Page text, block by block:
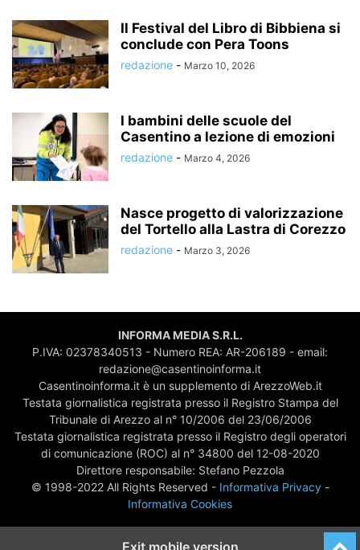
Il Festival del Libro di Bibbiena si
conclude con Pera Toons
redazione - Marzo 10, 2026
I bambini delle scuole del
Casentino a lezione di emozioni
redazione - Marzo 4, 2026
Nasce progetto di valorizzazione
del Tortello alla Lastra di Corezzo
redazione - Marzo 3, 2026
INFORMA MEDIA S.R.L.
P.IVA: 02378340513 - Numero REA: AR-206189 - email:
redazione@casentinoinforma.it
Casentinoinforma.it è un supplemento di ArezzoWeb.it
Testata giornalistica registrata presso il Registro Stampa del
Tribunale di Arezzo al n° 10/2006 del 23/06/2006
Testata giornalistica registrata presso il Registro degli operatori
di comunicazione (ROC) al n° 34800 del 12-08-2020
Direttore responsabile: Stefano Pezzola
© 1998-2022 All Rights Reserved - Informativa Privacy-
Informativa Cookies
Exit mobile version